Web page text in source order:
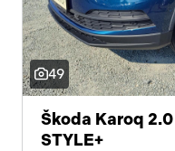
49
Škoda Karoq
STYLE+